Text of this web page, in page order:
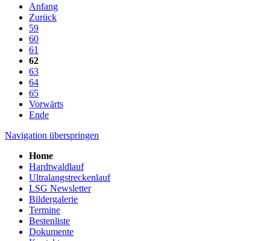
Anfang
Zurück
59
60
61
62
63
64
65
Vorwärts
Ende
Navigation überspringen
Home
Hardtwaldlauf
Ultralangstreckenlauf
LSG Newsletter
Bildergalerie
Termine
Bestenliste
Dokumente